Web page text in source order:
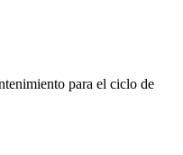
para el ciclo de